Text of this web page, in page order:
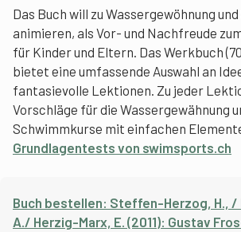
Das Buch will zu Wassergewöhnung
animieren, als Vor- und Nachfreude
für Kinder und Eltern. Das Werkbuch
bietet eine umfassende Auswahl an
fantasievolle Lektionen. Zu jeder
Vorschläge für die Wassergewähnung
Schwimmkurse mit einfachen
Grundlagentests von swimsports.ch
Buch bestellen: Steffen-Herzog, H., /
A./ Herzig-Marx, E. (2011): Gustav